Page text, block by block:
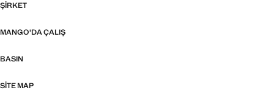
ŞIRKET
MANGO'DA ÇALIŞ
BASIN
SITE MAP